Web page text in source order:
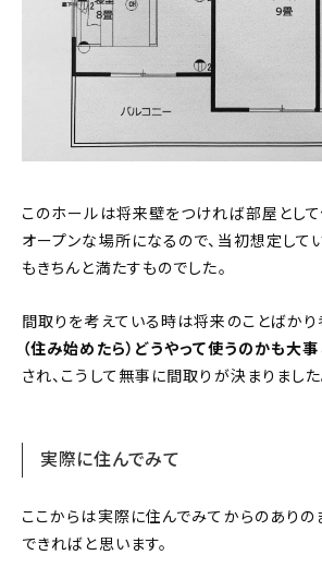
このホールは将来壁をつければ部屋として
オープンな場所になるので、当初想定して
もきちんと満たすものでした。
間取りを考えている時は将来のことばかり
（住み始めたら）どうやって使うのかも大事
され、こうして無事に間取りが決まりました
実際に住んでみて
ここからは実際に住んでみてからのあり
できればと思います。